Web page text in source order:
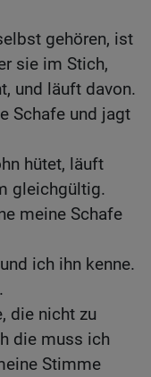
gehören, ist
sie im Stich,
und läuft davon.
Schafe und jagt
hütet, läuft
gleichgültig.
meine Schafe
ich ihn kenne.
die nicht zu
die muss ich
Stimme